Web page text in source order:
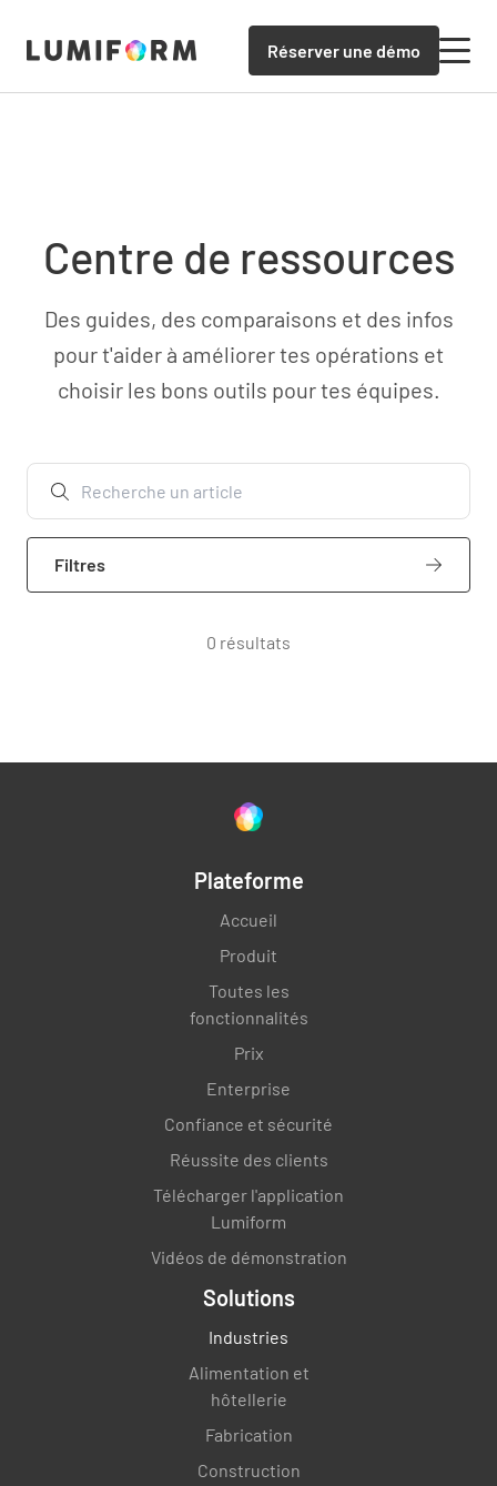
Réserver une démo
Centre de ressources
Des guides, des comparaisons et des infos
pour t'aider à améliorer tes opérations et
choisir les bons outils pour tes équipes.
Filtres
0 résultats
Plateforme
Accueil
Produit
Toutes les
fonctionnalités
Prix
Enterprise
Confiance et sécurité
Réussite des clients
Télécharger l'application
Lumiform
Vidéos de démonstration
Solutions
Industries
Alimentation et
hôtellerie
Fabrication
Construction